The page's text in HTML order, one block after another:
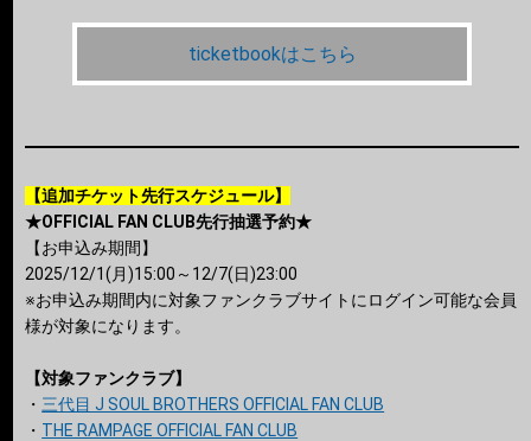
ticketbookはこちら
【追加チケット先行スケジュール】
★OFFICIAL FAN CLUB先行抽選予約★
【お申込み期間】
2025/12/1(月)15:00～12/7(日)23:00
※お申込み期間内に対象ファンクラブサイトにログイン可能な会員
様が対象になります。
【対象ファンクラブ】
・ 三代目 J SOUL BROTHERS OFFICIAL FAN CLUB
・ THE RAMPAGE OFFICIAL FAN CLUB